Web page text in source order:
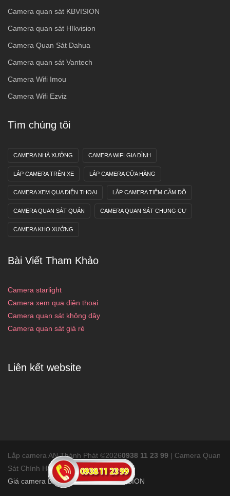
Camera quan sát KBVISION
Camera quan sát HIkvision
Camera Quan Sát Dahua
Camera quan sát Vantech
Camera Wifi Imou
Camera Wifi Ezviz
Tìm chúng tôi
CAMERA NHÀ XƯỞNG CAMERA WIFI GIA ĐÌNH
LẮP CAMERA TRÊN XE LẮP CAMERA CỬA HÀNG
CAMERA XEM QUA ĐIỆN THOẠI LẮP CAMERA TIÊM CẦM ĐỒ
CAMERA QUAN SÁT QUÁN CAMERA QUAN SÁT CHUNG CƯ
CAMERA KHO XƯỞNG
Bài Viết Tham Khảo
Camera starlight
Camera xem qua điện thoại
Camera quan sát không dây
Camera quan sát giá rẻ
Liên kết website
Lắp camera AN Thành Phát ©20260938 11 23 99 | Camera Quan
Sát Chính Hãng liên hệCamera Giá rẻ
Giá camera Dahua Giá camera KBVISION